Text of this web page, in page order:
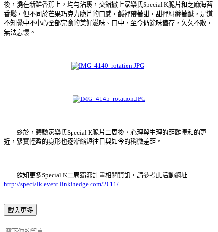
後，澆在新鮮香蕉上，均勻沾裹，交錯撒上家樂氏Special K脆片和芝麻海苔
香鬆，但不同於芒果巧克力脆片的口感，鹹裡帶著甜，甜裡糾纏著鹹，是道
不知覺中不小心全部完食的美好滋味。口中，至今仍餘味猶存，久久不散，
無法忘懷。
終於，體驗家樂氏Special K脆片二周後，心理與生理的距離湊和的更
近，緊實輕盈的身形也逐漸縮短往日與如今的稍微差距。
欲知更多Special K二周窈窕計畫相關資訊，請參考此活動網址
http://specialk.event.linkinedge.com/2011/
載入更多